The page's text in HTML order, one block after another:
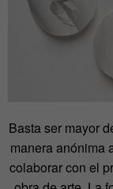
Basta ser mayor
manera anónima
colaborar con el